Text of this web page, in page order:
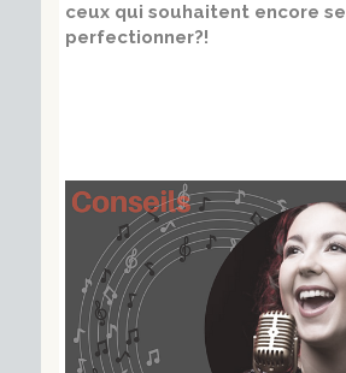
ceux qui souhaitent encore se
perfectionner?!